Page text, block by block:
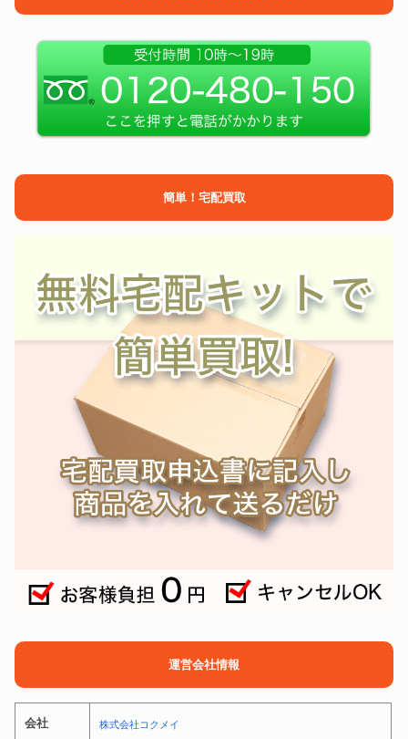
簡単！宅配買取
運営会社情報
会社 株式会社コクメイ